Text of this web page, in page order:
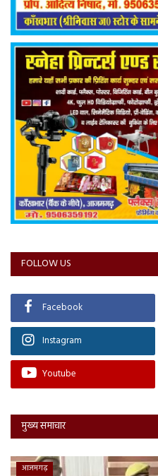
FOLLOW US
Facebook
Instagram
Youtube
मुख्य समाचार
मध्य प्रदेश